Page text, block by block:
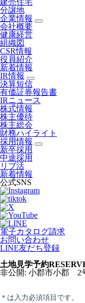
建売住宅
分譲地
企業情報
会社概要
健康経営
組織図
CSR情報
役員紹介
新着情報
IR情報
決算短信
有価証券報告書
IRニュース
株式情報
株主優待
株主総会
財務ハイライト
採用情報
新卒採用
中途採用
リブ活
新着情報
公式SNS
電子カタログ請求
お問い合わせ
LINE友だち登録
土地見学予約
非公開: 小郡市小郡 2